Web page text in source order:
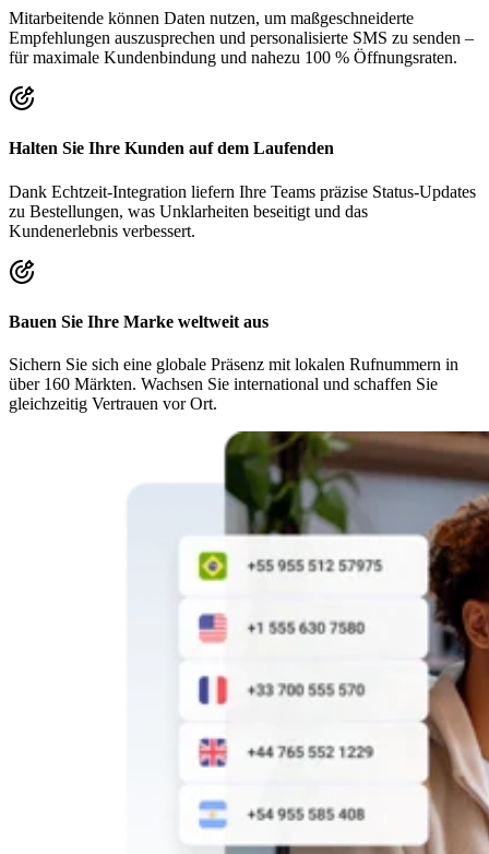
Mitarbeitende können Daten nutzen, um maßgeschneiderte
Empfehlungen auszusprechen und personalisierte SMS zu senden –
für maximale Kundenbindung und nahezu 100 % Öffnungsraten.
Halten Sie Ihre Kunden auf dem Laufenden
Dank Echtzeit-Integration liefern Ihre Teams präzise Status-Updates
zu Bestellungen, was Unklarheiten beseitigt und das
Kundenerlebnis verbessert.
Bauen Sie Ihre Marke weltweit aus
Sichern Sie sich eine globale Präsenz mit lokalen Rufnummern in
über 160 Märkten. Wachsen Sie international und schaffen Sie
gleichzeitig Vertrauen vor Ort.